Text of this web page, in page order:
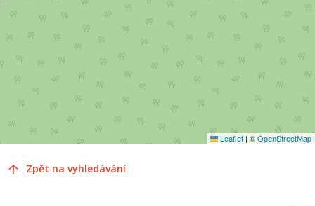
Leaflet | ©OpenStreetMap
Zpět na vyhledávání